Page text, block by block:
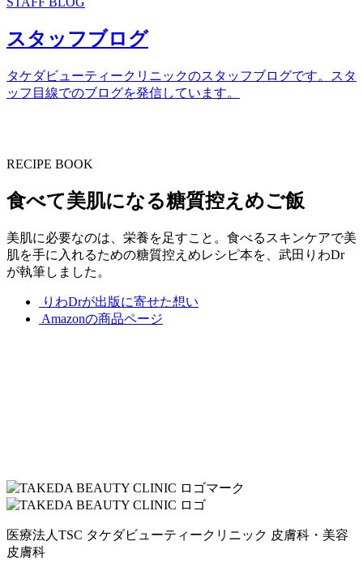
スタッフブログ
タケダビューティークリニックのスタッフブログです。スタ
ッフ目線でのブログを発信しています。
RECIPE BOOK
食べて美肌になる糖質控えめご飯
美肌に必要なのは、栄養を足すこと。食べるスキンケアで美
肌を手に入れるための糖質控えめレシピ本を、武田りわDr
が執筆しました。
りわDrが出版に寄せた想い
Amazonの商品ページ
医療法人TSC タケダビューティークリニック 皮膚科・美容
皮膚科